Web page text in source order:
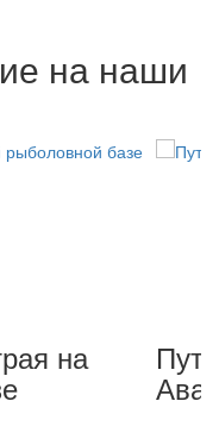
на наши
на